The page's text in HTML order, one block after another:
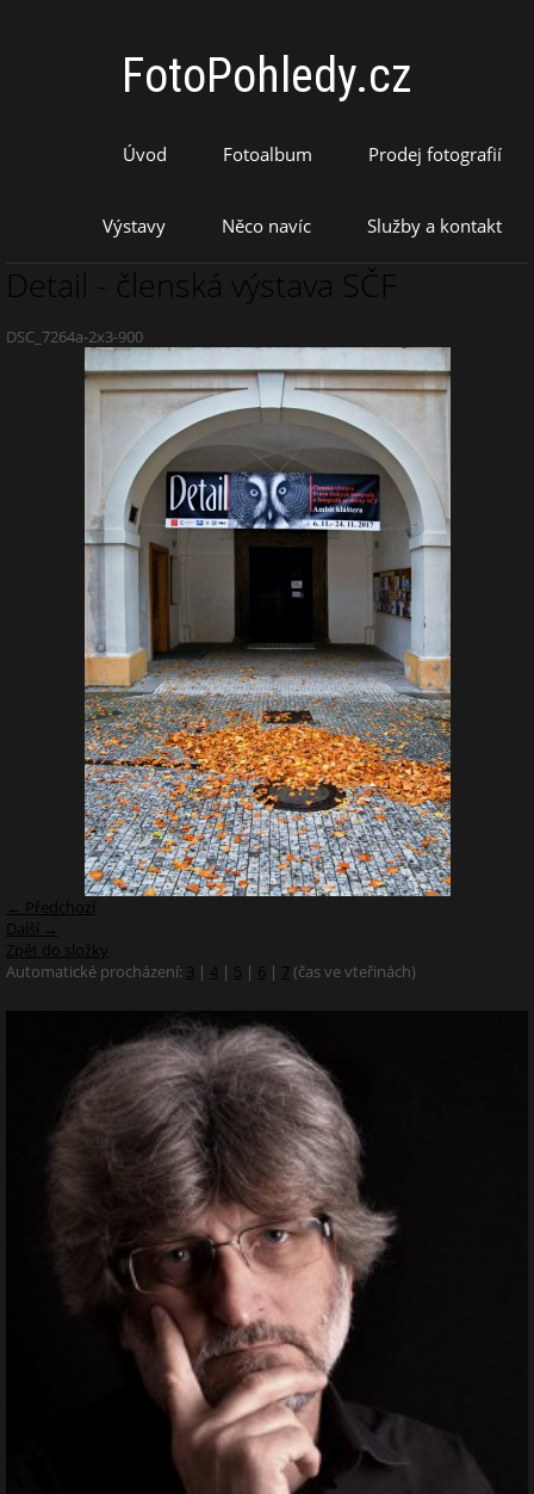
FotoPohledy.cz
Úvod Fotoalbum Prodej fotografií
Výstavy Něco navíc Služby a kontakt
Detail - členská výstava SČF
DSC_7264a-2x3-900
← Předchozí
Další →
Zpět do složky
Automatické procházení: 3 | 4 | 5 | 6 | 7 (čas ve vteřinách)